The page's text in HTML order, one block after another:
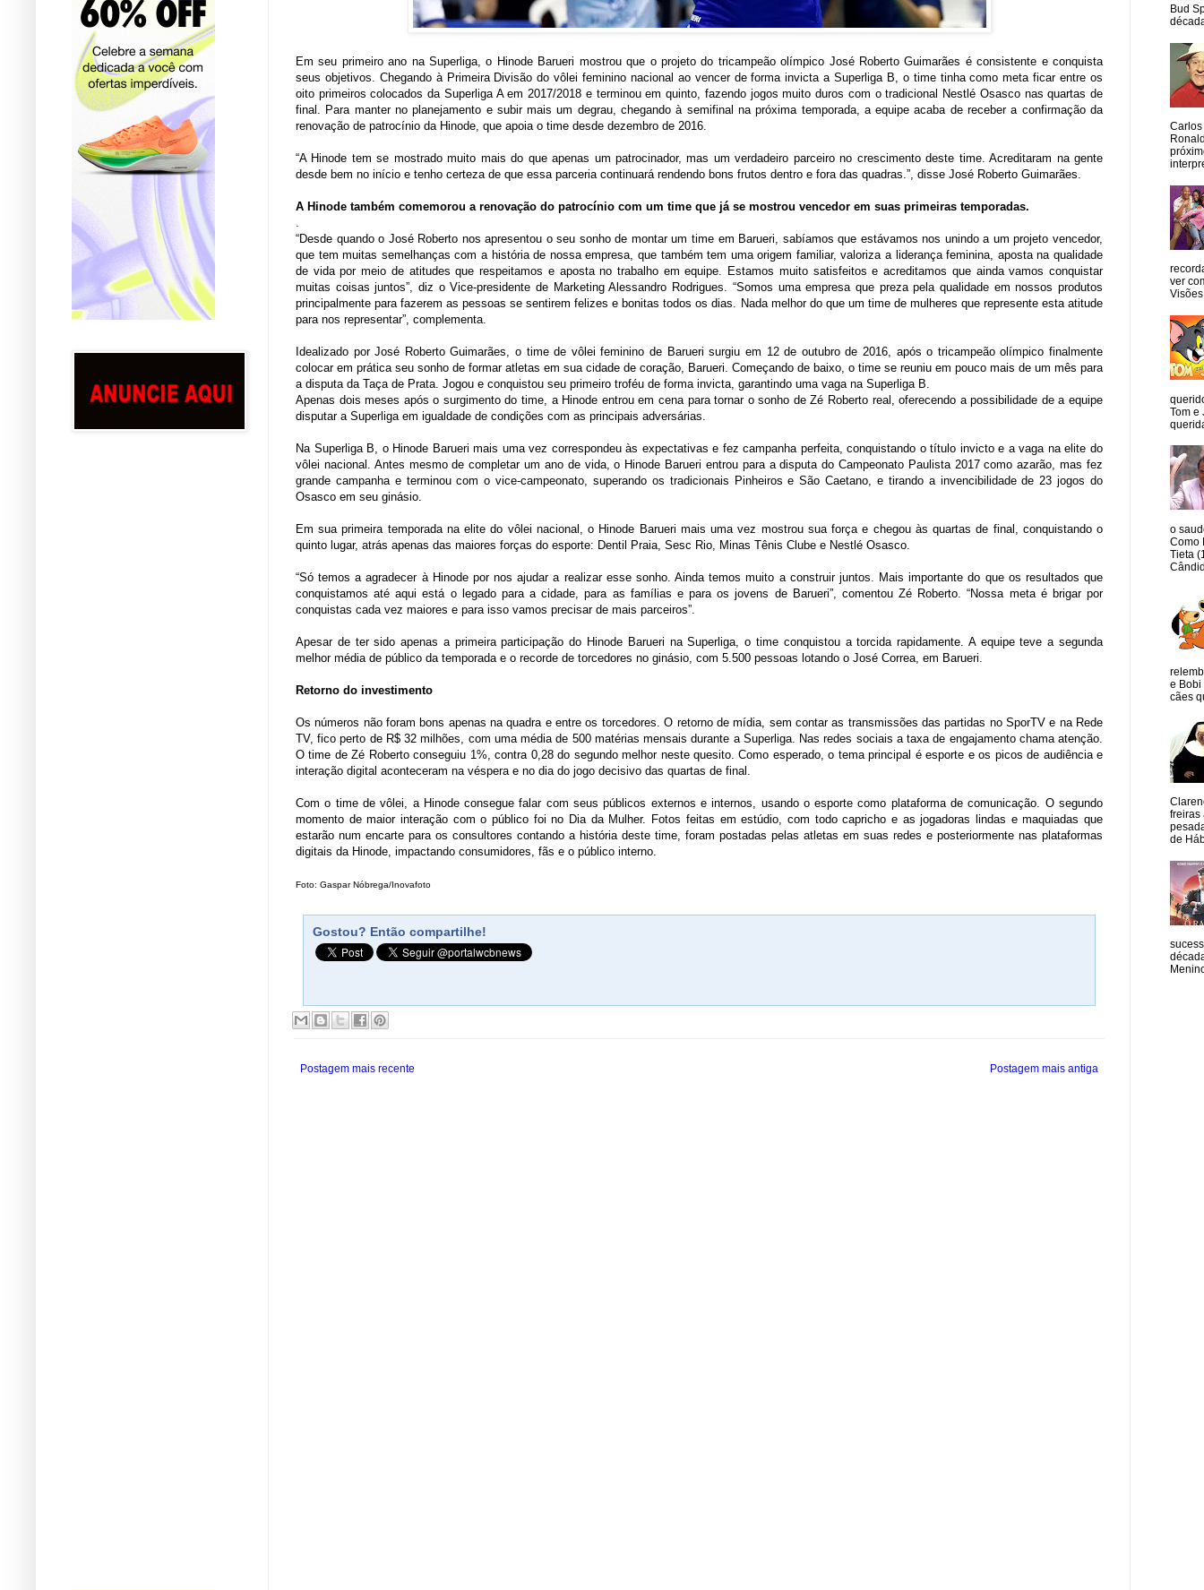
Em seu primeiro ano na Superliga, o Hinode Barueri mostrou que o projeto do tricampeão olímpico José Roberto Guimarães é consistente e conquista
seus objetivos. Chegando à Primeira Divisão do vôlei feminino nacional ao vencer de forma invicta a Superliga B, o time tinha como meta ficar entre os
oito primeiros colocados da Superliga A em 2017/2018 e terminou em quinto, fazendo jogos muito duros com o tradicional Nestlé Osasco nas quartas de
final. Para manter no planejamento e subir mais um degrau, chegando à semifinal na próxima temporada, a equipe acaba de receber a confirmação da
renovação de patrocínio da Hinode, que apoia o time desde dezembro de 2016.
“A Hinode tem se mostrado muito mais do que apenas um patrocinador, mas um verdadeiro parceiro no crescimento deste time. Acreditaram na gente
desde bem no início e tenho certeza de que essa parceria continuará rendendo bons frutos dentro e fora das quadras.”, disse José Roberto Guimarães.
A Hinode também comemorou a renovação do patrocínio com um time que já se mostrou vencedor em suas primeiras temporadas.
.
“Desde quando o José Roberto nos apresentou o seu sonho de montar um time em Barueri, sabíamos que estávamos nos unindo a um projeto vencedor,
que tem muitas semelhanças com a história de nossa empresa, que também tem uma origem familiar, valoriza a liderança feminina, aposta na qualidade
de vida por meio de atitudes que respeitamos e aposta no trabalho em equipe. Estamos muito satisfeitos e acreditamos que ainda vamos conquistar
muitas coisas juntos”, diz o Vice-presidente de Marketing Alessandro Rodrigues. “Somos uma empresa que preza pela qualidade em nossos produtos
principalmente para fazerem as pessoas se sentirem felizes e bonitas todos os dias. Nada melhor do que um time de mulheres que represente esta atitude
para nos representar”, complementa.
Idealizado por José Roberto Guimarães, o time de vôlei feminino de Barueri surgiu em 12 de outubro de 2016, após o tricampeão olímpico finalmente
colocar em prática seu sonho de formar atletas em sua cidade de coração, Barueri. Começando de baixo, o time se reuniu em pouco mais de um mês para
a disputa da Taça de Prata. Jogou e conquistou seu primeiro troféu de forma invicta, garantindo uma vaga na Superliga B.
Apenas dois meses após o surgimento do time, a Hinode entrou em cena para tornar o sonho de Zé Roberto real, oferecendo a possibilidade de a equipe
disputar a Superliga em igualdade de condições com as principais adversárias.
Na Superliga B, o Hinode Barueri mais uma vez correspondeu às expectativas e fez campanha perfeita, conquistando o título invicto e a vaga na elite do
vôlei nacional. Antes mesmo de completar um ano de vida, o Hinode Barueri entrou para a disputa do Campeonato Paulista 2017 como azarão, mas fez
grande campanha e terminou com o vice-campeonato, superando os tradicionais Pinheiros e São Caetano, e tirando a invencibilidade de 23 jogos do
Osasco em seu ginásio.
Em sua primeira temporada na elite do vôlei nacional, o Hinode Barueri mais uma vez mostrou sua força e chegou às quartas de final, conquistando o
quinto lugar, atrás apenas das maiores forças do esporte: Dentil Praia, Sesc Rio, Minas Tênis Clube e Nestlé Osasco.
“Só temos a agradecer à Hinode por nos ajudar a realizar esse sonho. Ainda temos muito a construir juntos. Mais importante do que os resultados que
conquistamos até aqui está o legado para a cidade, para as famílias e para os jovens de Barueri”, comentou Zé Roberto. “Nossa meta é brigar por
conquistas cada vez maiores e para isso vamos precisar de mais parceiros”.
Apesar de ter sido apenas a primeira participação do Hinode Barueri na Superliga, o time conquistou a torcida rapidamente. A equipe teve a segunda
melhor média de público da temporada e o recorde de torcedores no ginásio, com 5.500 pessoas lotando o José Correa, em Barueri.
Retorno do investimento
Os números não foram bons apenas na quadra e entre os torcedores. O retorno de mídia, sem contar as transmissões das partidas no SporTV e na Rede
TV, fico perto de R$ 32 milhões, com uma média de 500 matérias mensais durante a Superliga. Nas redes sociais a taxa de engajamento chama atenção.
O time de Zé Roberto conseguiu 1%, contra 0,28 do segundo melhor neste quesito. Como esperado, o tema principal é esporte e os picos de audiência e
interação digital aconteceram na véspera e no dia do jogo decisivo das quartas de final.
Com o time de vôlei, a Hinode consegue falar com seus públicos externos e internos, usando o esporte como plataforma de comunicação. O segundo
momento de maior interação com o público foi no Dia da Mulher. Fotos feitas em estúdio, com todo capricho e as jogadoras lindas e maquiadas que
estarão num encarte para os consultores contando a história deste time, foram postadas pelas atletas em suas redes e posteriormente nas plataformas
digitais da Hinode, impactando consumidores, fãs e o público interno.
Foto: Gaspar Nóbrega/Inovafoto
Gostou? Então compartilhe!
Postagem mais recente Postagem mais antiga
Bud
Carlos
ver
Tom e
o
Como
Tieta
e Bobi
cães
freiras
de